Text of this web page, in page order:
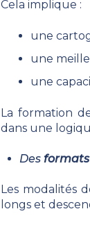
Cela implique :
une
une
une
La formation
dans une
Desformats
Les modalités
longs et